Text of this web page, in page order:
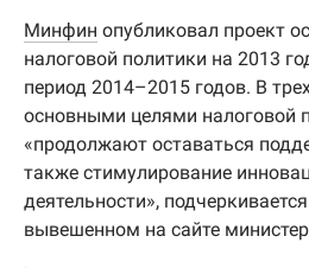
Минфин опубликовал проект
налоговой политики на 2013
период 2014–2015 годов. В
основными целями налоговой
«продолжают оставаться
также стимулирование
деятельности»,
вывешенном на сайте